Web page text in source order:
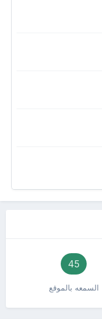
45
السمعه بالموقع